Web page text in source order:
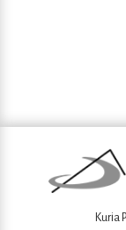
Kuria